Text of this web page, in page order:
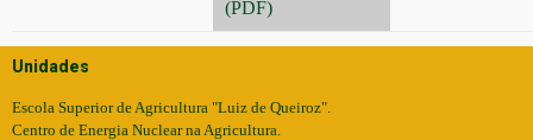
(PDF)
Unidades
Escola Superior de Agricultura "Luiz de Queiroz".
Centro de Energia Nuclear na Agricultura.